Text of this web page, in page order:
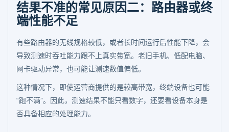
结果不准的常见原因二：路由器或终
端性能不足
有些路由器的无线规格较低，或者长时间运行后性能下降，会
导致测速时吞吐能力跟不上真实带宽。老旧手机、低配电脑、
网卡驱动异常，也可能让测速数值偏低。
这种情况下，即使运营商提供的是较高带宽，终端设备也可能
“跑不满”。因此，测速结果不能只看数字，还要看设备本身是
否具备相应的处理能力。